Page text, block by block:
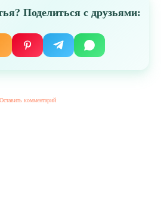
Поделиться с друзьями:
Оставить комментарий